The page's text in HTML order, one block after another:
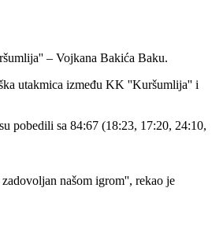
– Vojkana Bakića Baku.
utakmica između KK ''Kuršumlija'' i
pobedili sa 84:67 (18:23, 17:20, 24:10,
našom igrom'', rekao je